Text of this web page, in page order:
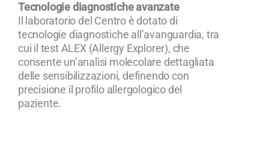
Tecnologie diagnostiche avanzate
Il laboratorio del Centro è dotato di
tecnologie diagnostiche all’avanguardia, tra
cui il test ALEX (Allergy Explorer), che
consente un’analisi molecolare dettagliata
delle sensibilizzazioni, definendo con
precisione il profilo allergologico del
paziente.